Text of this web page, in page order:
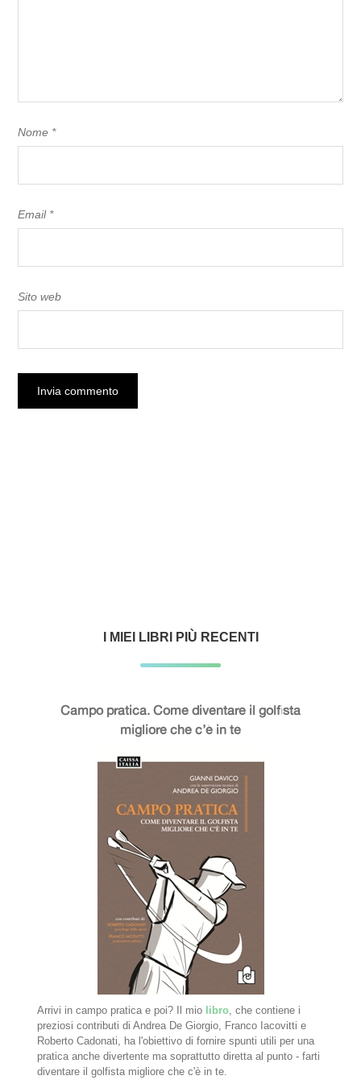
Nome *
Email *
Sito web
I MIEI LIBRI PIÙ RECENTI
Campo pratica. Come diventare il golfista
migliore che c’è in te
Arrivi in campo pratica e poi? Il mio libro , che contiene i
preziosi contributi di Andrea De Giorgio, Franco Iacovitti e
Roberto Cadonati, ha l'obiettivo di fornire spunti utili per una
pratica anche divertente ma soprattutto diretta al punto - farti
diventare il golfista migliore che c'è in te.